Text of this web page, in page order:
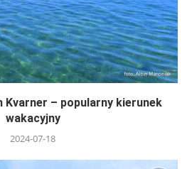
Kvarner – popularny kierunek
wakacyjny
2024-07-18